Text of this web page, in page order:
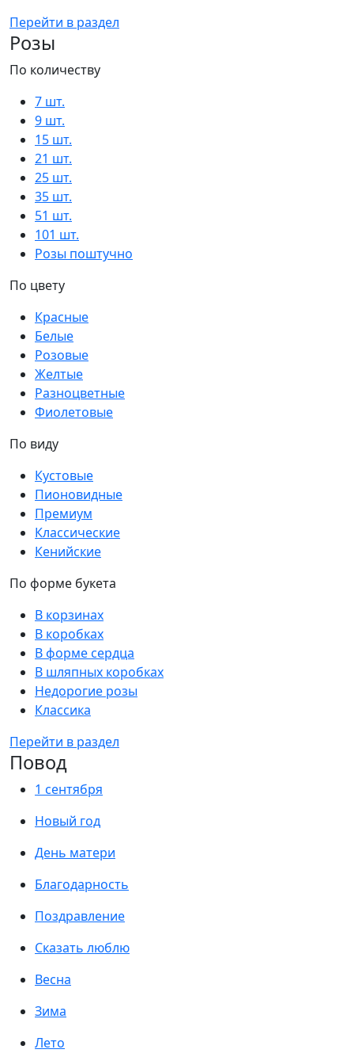
Перейти в раздел
Розы
По количеству
7 шт.
9 шт.
15 шт.
21 шт.
25 шт.
35 шт.
51 шт.
101 шт.
Розы поштучно
По цвету
Красные
Белые
Розовые
Желтые
Разноцветные
Фиолетовые
По виду
Кустовые
Пионовидные
Премиум
Классические
Кенийские
По форме букета
В корзинах
В коробках
В форме сердца
В шляпных коробках
Недорогие розы
Классика
Перейти в раздел
Повод
1 сентября
Новый год
День матери
Благодарность
Поздравление
Сказать люблю
Весна
Зима
Лето